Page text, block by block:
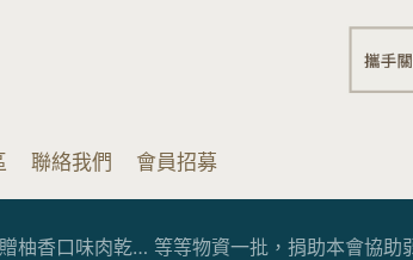
聯絡我們 會員招募
柚香口味肉乾… 等等物資一批，捐助本會協助